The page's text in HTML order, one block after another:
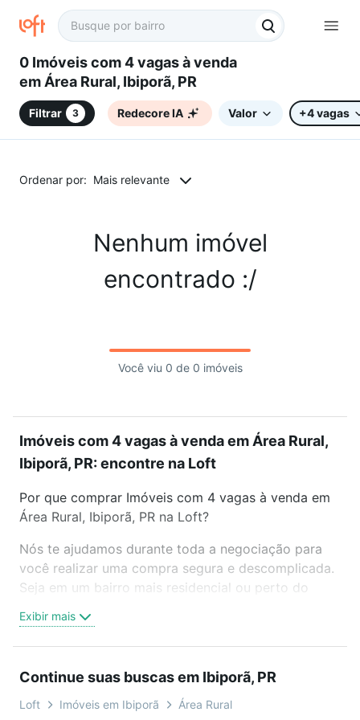
0 Imóveis com 4 vagas à venda
em Área Rural, Ibiporã, PR
Filtrar 3 Redecore IA Valor +4 vagas
Ordenar por: Mais relevante
Nenhum imóvel
encontrado :/
Você viu 0 de 0 imóveis
Imóveis com 4 vagas à venda em Área Rural,
Ibiporã, PR: encontre na Loft
Por que comprar Imóveis com 4 vagas à venda em
Área Rural, Ibiporã, PR na Loft?
Nós te ajudamos durante toda a negociação para
você realizar uma compra segura e descomplicada.
Seja em um bairro mais residencial ou perto do
oferta ideal de Imóveis com 4 vagas à venda em
Área Rural, Ibiporã, PR para conquistar seu sonho.
é grátis, sem compromisso e você ainda conta com
mais de 46 mil corretores e imobiliárias te ajudando
Exibir mais
Continue suas buscas em Ibiporã, PR
Loft Imóveis em Ibiporã Área Rural